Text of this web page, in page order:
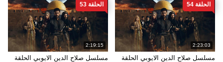
2:23:03
الحلقة 54
مسلسل صلاح الدين الايوبي الحلقة
2:19:15
الحلقة 53
مسلسل صلاح الدين الايوبي الحلقة